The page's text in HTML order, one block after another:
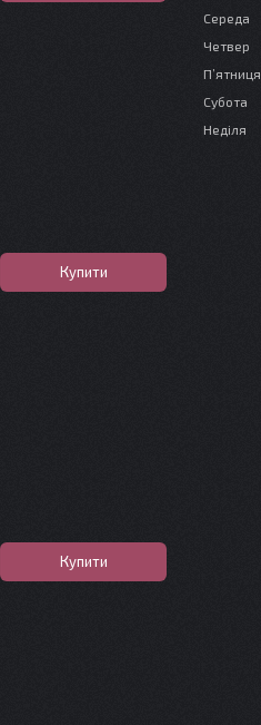
Купити
Купити
Середа
Четвер
Пʼятниця
Субота
Неділя